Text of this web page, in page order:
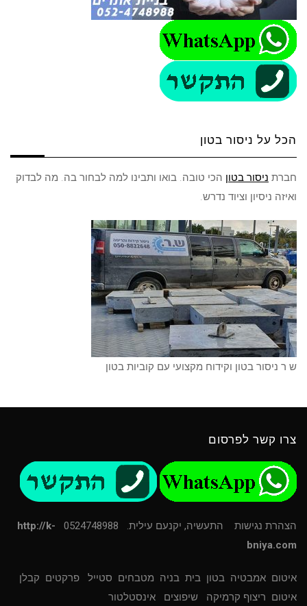
הכל על ניסור בטון
חברת ניסור בטון הכי טובה. בואו ותבינו למה לבחור בה. מה לבדוק
ואיזה ניסיון וציוד נדרש.
ש ר ניסור בטון וקידוח מקצועי עם קוביות בטון
צרו קשר לפרסום
הצהרת נגישות התעשיה, יקנעם עילית. 0524748988
http://k-
bniya.com
איטום אמבטיה בטון בית בניה מטבחים סטייל פרקטים קבלן
איטום ריצוף קרמיקה שיפוצים אינסטלטור